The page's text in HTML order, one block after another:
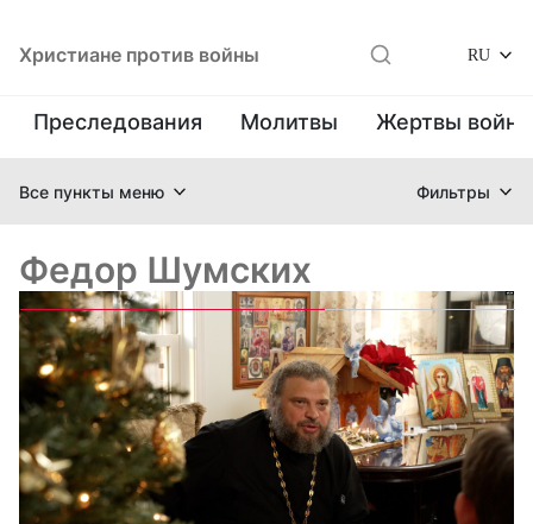
Христиане против войны RU
Преследования Молитвы Жертвы
Все пункты меню Фильтры
Федор Шумских